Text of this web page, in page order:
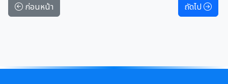
ก่อนหน้า ถัดไป